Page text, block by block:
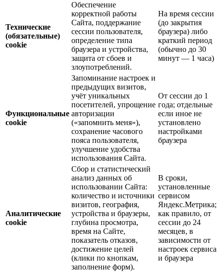
Технические
(обязательные)
cookie
Обеспечение
корректной работы
Сайта, поддержание
сессии пользователя,
определение типа
браузера и устройства,
защита от сбоев и
злоупотреблений.
На время сессии
(до закрытия
браузера) либо
краткий период
(обычно до 30
минут — 1 часа)
Функциональные
cookie
Запоминание настроек и
предыдущих визитов,
учёт уникальных
посетителей, упрощение
авторизации
(«запомнить меня»),
сохранение часового
пояса пользователя,
улучшение удобства
использования Сайта.
От сессии до 1
года; отдельные
если иное не
установлено
настройками
браузера
Аналитические
cookie
Сбор и статистический
анализ данных об
использовании Сайта:
количество и источники
визитов, география,
устройства и браузеры,
глубина просмотра,
время на Сайте,
показатель отказов,
достижение целей
(клики по кнопкам,
заполнение форм).
В сроки,
установленные
сервисом
Яндекс.Метрика;
как правило, от
сессии до 24
месяцев, в
зависимости от
настроек сервиса
и браузера